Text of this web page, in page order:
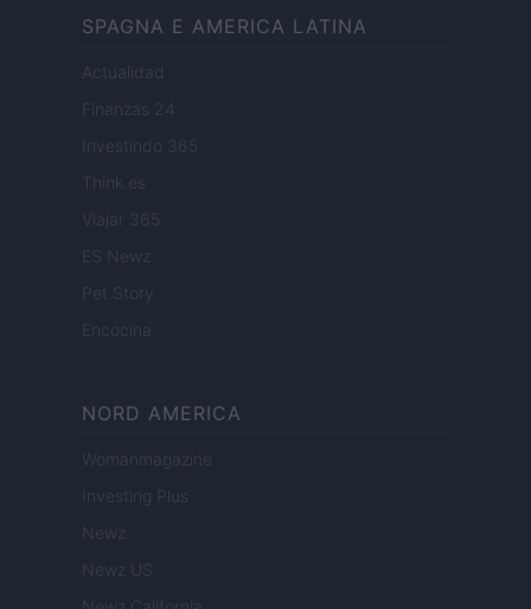
SPAGNA E AMERICA LATINA
Actualidad
Finanzas 24
Investindo 365
Think.es
Viajar 365
ES Newz
Pet Story
Encocina
NORD AMERICA
Womanmagazine
Investing Plus
Newz
Newz US